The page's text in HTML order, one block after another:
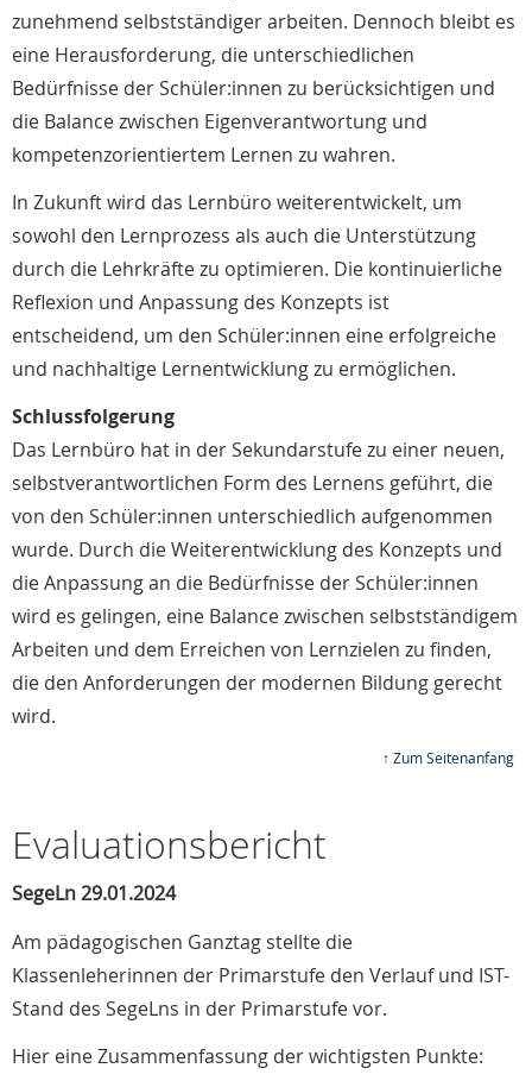
zunehmend selbstständiger arbeiten. Dennoch bleibt es
eine Herausforderung, die unterschiedlichen
Bedürfnisse der Schüler:innen zu berücksichtigen und
die Balance zwischen Eigenverantwortung und
kompetenzorientiertem Lernen zu wahren.
In Zukunft wird das Lernbüro weiterentwickelt, um
sowohl den Lernprozess als auch die Unterstützung
durch die Lehrkräfte zu optimieren. Die kontinuierliche
Reflexion und Anpassung des Konzepts ist
entscheidend, um den Schüler:innen eine erfolgreiche
und nachhaltige Lernentwicklung zu ermöglichen.
Schlussfolgerung
Das Lernbüro hat in der Sekundarstufe zu einer neuen,
selbstverantwortlichen Form des Lernens geführt, die
von den Schüler:innen unterschiedlich aufgenommen
wurde. Durch die Weiterentwicklung des Konzepts und
die Anpassung an die Bedürfnisse der Schüler:innen
wird es gelingen, eine Balance zwischen selbstständigem
Arbeiten und dem Erreichen von Lernzielen zu finden,
die den Anforderungen der modernen Bildung gerecht
wird.
↑ Zum Seitenanfang
Evaluationsbericht
SegeLn 29.01.2024
Am pädagogischen Ganztag stellte die
Klassenleherinnen der Primarstufe den Verlauf und IST-
Stand des SegeLns in der Primarstufe vor.
Hier eine Zusammenfassung der wichtigsten Punkte: